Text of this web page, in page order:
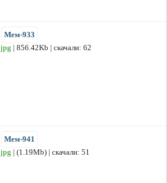
Мем-933
jpg | 856.42Kb | скачали: 62
Мем-941
jpg | (1.19Mb) | скачали: 51